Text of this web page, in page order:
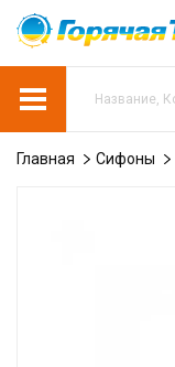
Главная Сифоны